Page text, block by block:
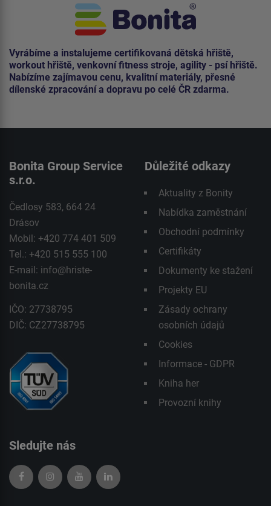
Vyrábíme a instalujeme certifikovaná dětská hřiště,
workout hřiště, venkovní fitness stroje, agility - psí hřiště.
Nabízíme zajímavou cenu, kvalitní materiály, přesné
dílenské zpracování a dopravu po celé ČR zdarma.
Bonita Group Service
s.r.o.
Čedlosy 583, 664 24
Drásov
Mobil: +420 774 401 509
Tel.: +420 515 555 100
E-mail: info@hriste-
bonita.cz
IČO: 27738795
DIČ: CZ27738795
Důležité odkazy
Aktuality z Bonity
Nabídka zaměstnání
Obchodní podmínky
Certifikáty
Dokumenty ke stažení
Projekty EU
Zásady ochrany
osobních údajů
Cookies
Informace - GDPR
Kniha her
Provozní knihy
Sledujte nás